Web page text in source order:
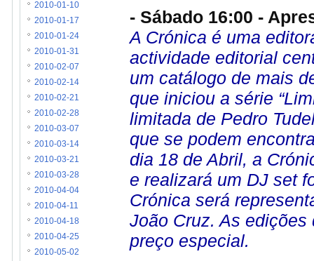
- Sábado 16:00 -
A Crónica é uma
actividade editorial
um catálogo de mais
que iniciou a série
limitada de Pedro
que se podem
dia 18 de Abril, a
e realizará um DJ set
Crónica será
João Cruz. As
preço especial.
2010-01-10
2010-01-17
2010-01-24
2010-01-31
2010-02-07
2010-02-14
2010-02-21
2010-02-28
2010-03-07
2010-03-14
2010-03-21
2010-03-28
2010-04-04
2010-04-11
2010-04-18
2010-04-25
2010-05-02